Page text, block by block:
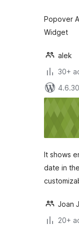
Popover
Widget
alek
30+
4.6.30
It shows
date in
Joan
20+